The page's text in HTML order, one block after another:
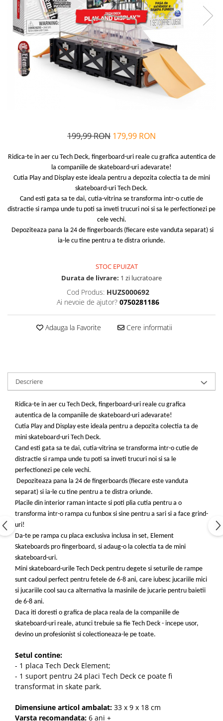
Alfabet si matematica
Jocuri de memorie si inteligenta
Seria Lectia de sanatate
Editura Litera
Editura Galaxia Copiilor
Colectia PIXI
Pisicile Războinice
Colectia Pia Papadia
199,99 RON 179,99 RON
Ridica-te in aer cu Tech Deck, fingerboard-uri reale cu grafica autentica de
la companiile de skateboard-uri adevarate!
Cutia Play and Display este ideala pentru a depozita colectia ta de mini
skateboard-uri Tech Deck.
Cand esti gata sa te dai, cutia-vitrina se transforma intr-o cutie de
distractie si rampa unde tu poti sa inveti trucuri noi si sa le perfectionezi pe
cele vechi.
Depoziteaza pana la 24 de fingerboards (fiecare este vanduta separat) si
ia-le cu tine pentru a te distra oriunde.
STOC EPUIZAT
Durata de livrare: 1 zi lucratoare
Cod Produs: HUZS000692
Ai nevoie de ajutor? 0750281186
Adauga la Favorite Cere informatii
Descriere
Ridica-te in aer cu Tech Deck, fingerboard-uri reale cu grafica
autentica de la companiile de skateboard-uri adevarate!
Cutia Play and Display este ideala pentru a depozita colectia ta de
mini skateboard-uri Tech Deck.
Cand esti gata sa te dai, cutia-vitrina se transforma intr-o cutie de
distractie si rampa unde tu poti sa inveti trucuri noi si sa le
perfectionezi pe cele vechi.
Depoziteaza pana la 24 de fingerboards (fiecare este vanduta
separat) si ia-le cu tine pentru a te distra oriunde.
Placile din interior raman intacte si poti plia cutia pentru a o
transforma intr-o rampa cu funbox si sine pentru a sari si a face grind-
uri!
Da-te pe rampa cu placa exclusiva inclusa in set, Element
Skateboards pro fingerboard, si adaug-o la colectia ta de mini
skateboard-uri.
Mini skateboard-urile Tech Deck pentru degete si seturile de rampe
sunt cadoul perfect pentru fetele de 6-8 ani, care iubesc jucariile mici
si jucariile cool sau ca alternativa la masinile de jucarie pentru baietii
de 6-8 ani.
Daca iti doresti o grafica de placa reala de la companiile de
skateboard-uri reale, atunci trebuie sa fie Tech Deck - incepe usor,
devino un profesionist si colectioneaza-le pe toate.
Setul contine:
- 1 placa Tech Deck Element;
- 1 suport pentru 24 placi Tech Deck ce poate fi
transformat in skate park.
Dimensiune articol ambalat: 33 x 9 x 18 cm
Varsta recomandata: 6 ani +